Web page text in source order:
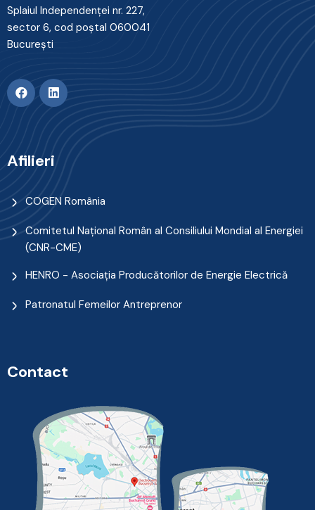
Splaiul Independenţei nr. 227,
sector 6, cod poştal 060041
Bucureşti
Afilieri
COGEN România
Comitetul Naţional Român al Consiliului Mondial al Energiei
(CNR-CME)
HENRO - Asociația Producătorilor de Energie Electrică
Patronatul Femeilor Antreprenor
Contact